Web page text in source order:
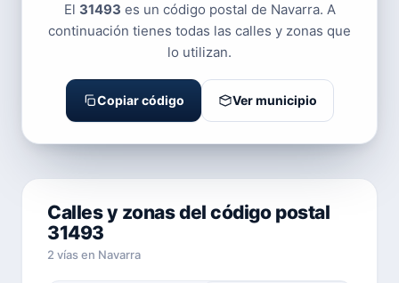
El 31493 es un código postal de Navarra. A
continuación tienes todas las calles y zonas que
lo utilizan.
Copiar código Ver municipio
Calles y zonas del código postal
31493
2 vías en Navarra